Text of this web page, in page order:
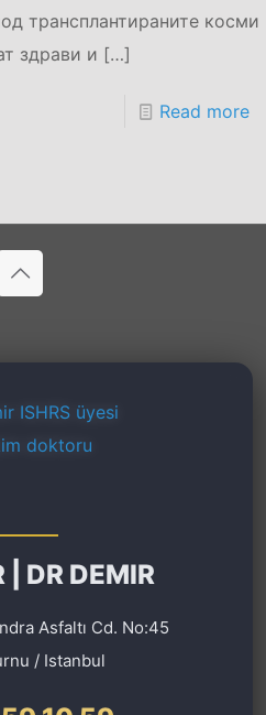
трансплантираните косми
здрави и […]
Read more
| DR DEMIR
Asfaltı Cd. No:45
/ Istanbul